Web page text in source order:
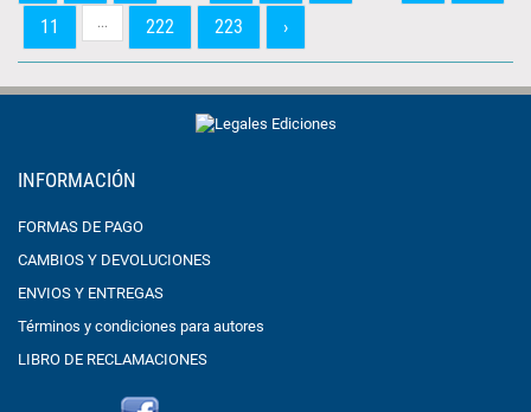
11
... 222 223 ›
INFORMACIÓN
FORMAS DE PAGO
CAMBIOS Y DEVOLUCIONES
ENVIOS Y ENTREGAS
Términos y condiciones para autores
LIBRO DE RECLAMACIONES